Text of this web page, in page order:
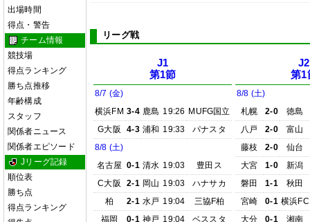
出場時間
得点・警告
チーム情報
競技場
得点ランキング
勝ち点推移
年齢構成
スタッフ
関係者ニュース
関係者エピソード
Jリーグ記録
順位表
勝ち点
得点ランキング
リーグ戦
J1
第1節
8/7 (金)
横浜FM 3-4 鹿島 19:26 MUFG国立
G大阪
4-3 浦和 19:33
パナスタ
8/8 (土)
名古屋 0-1 清水 19:03
豊田ス
C大阪
2-1 岡山 19:03
ハナサカ
柏
2-1 水戸 19:04
三協F柏
福岡
0-1 神戸 19:04
ベススタ
J2
第1
8/8 (土)
札幌
2-0
徳島
八戸
2-0
富山
藤枝
2-0
仙台
大宮
1-0
新潟
磐田
1-1
秋田
宮崎
0-1 横浜FC
大分
0-1
湘南